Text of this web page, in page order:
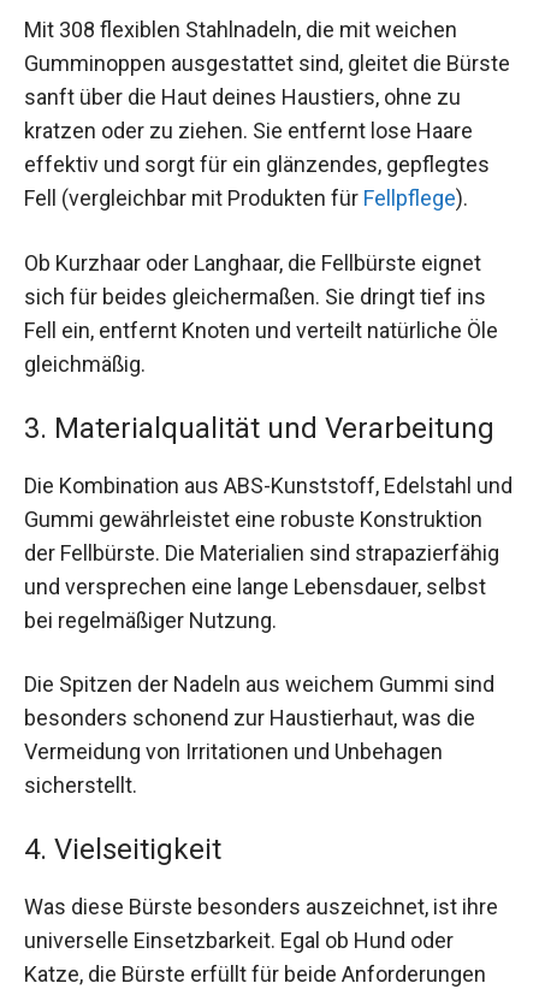
Mit 308 flexiblen Stahlnadeln, die mit weichen
Gumminoppen ausgestattet sind, gleitet die Bürste
sanft über die Haut deines Haustiers, ohne zu
kratzen oder zu ziehen. Sie entfernt lose Haare
effektiv und sorgt für ein glänzendes, gepflegtes
Fell (vergleichbar mit Produkten für Fellpflege).
Ob Kurzhaar oder Langhaar, die Fellbürste eignet
sich für beides gleichermaßen. Sie dringt tief ins
Fell ein, entfernt Knoten und verteilt natürliche Öle
gleichmäßig.
3. Materialqualität und Verarbeitung
Die Kombination aus ABS-Kunststoff, Edelstahl und
Gummi gewährleistet eine robuste Konstruktion
der Fellbürste. Die Materialien sind strapazierfähig
und versprechen eine lange Lebensdauer, selbst
bei regelmäßiger Nutzung.
Die Spitzen der Nadeln aus weichem Gummi sind
besonders schonend zur Haustierhaut, was die
Vermeidung von Irritationen und Unbehagen
sicherstellt.
4. Vielseitigkeit
Was diese Bürste besonders auszeichnet, ist ihre
universelle Einsetzbarkeit. Egal ob Hund oder
Katze, die Bürste erfüllt für beide Anforderungen